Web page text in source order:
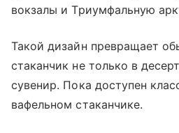
вокзалы и Триумфальную
Такой дизайн превращает
стаканчик не только в
сувенир. Пока доступен
вафельном стаканчике.